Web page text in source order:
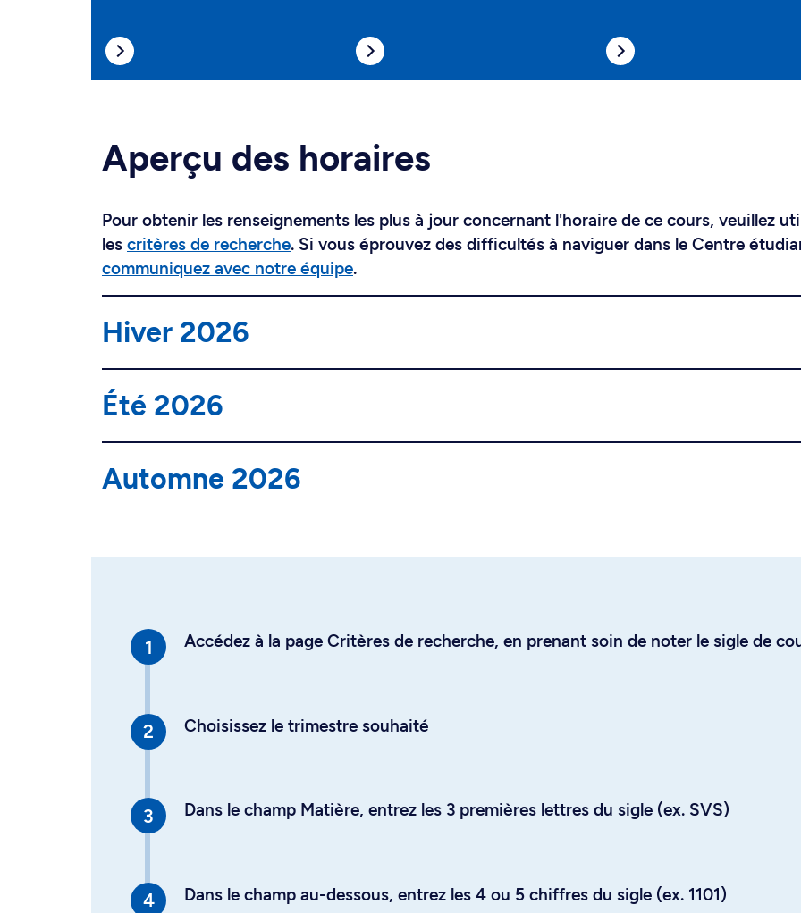
Aperçu des horaires
Pour obtenir les renseignements les plus à jour concernant l'horaire de ce cours, veuillez
les critères de recherche. Si vous éprouvez des difficultés à naviguer dans le Centre
communiquez avec notre équipe.
Hiver 2026
Été 2026
Automne 2026
Accédez à la page Critères de recherche, en prenant soin de noter le sigle de
Choisissez le trimestre souhaité
Dans le champ Matière, entrez les 3 premières lettres du sigle (ex. SVS)
Dans le champ au-dessous, entrez les 4 ou 5 chiffres du sigle (ex. 1101)